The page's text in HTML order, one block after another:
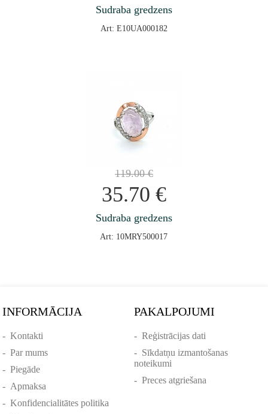
Sudraba gredzens
Art: E10UA000182
119.00€
35.70 €
Sudraba gredzens
Art: 10MRY500017
INFORMĀCIJA
-Kontakti
-Par mums
-Piegāde
- Apmaksa
-Konfidencialitātes politika
PAKALPOJUMI
- Reģistrācijas dati
- Sīkdatņu izmantošanas
noteikumi
- Preces atgriešana